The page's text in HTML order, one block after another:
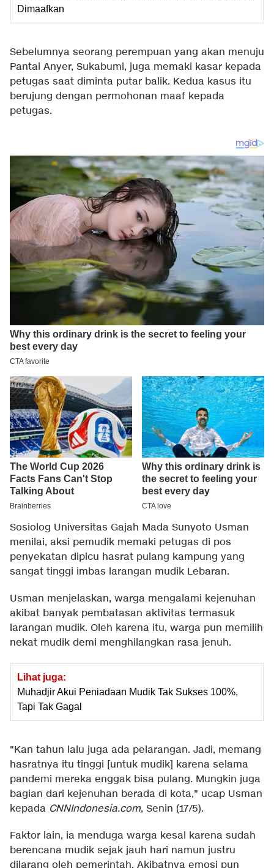
Dimaafkan
Sebelumnya seorang perempuan yang akan menuju
Pantai Anyer, Sukabumi, juga memaki kasar kepada
petugas saat diminta putar balik. Kedua kasus itu
berujung dengan permohonan maaf kepada
petugas.
Sosiolog Universitas Gajah Mada Sunyoto Usman
menilai, aksi pemudik memaki petugas di pos
penyekatan dipicu hasrat pulang kampung yang
sangat tinggi imbas larangan mudik Lebaran.
Usman menjelaskan, warga mengalami kejenuhan
akibat banyak pembatasan aktivitas termasuk
larangan mudik. Oleh karena itu, warga pun memilih
nekat mudik demi menghilangkan rasa jenuh.
Lihat juga:
Muhadjir Akui Peniadaan Mudik Tak Sukses 100%,
Tapi Tak Gagal
"Kan tahun lalu juga ada pelarangan. Jadi, memang
hasratnya itu tinggi [untuk mudik] karena selama
pandemi mereka enggak bisa pulang. Mungkin juga
bagian dari kejenuhan berada di kota," ucap Usman
kepada CNNIndonesia.com, Senin (17/5).
Faktor lain, ia menduga warga kesal karena sudah
berencana mudik sejak jauh hari namun justru